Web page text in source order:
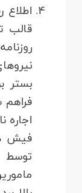
قالب
بستر
فراهم
اجاره
فیش
توسط